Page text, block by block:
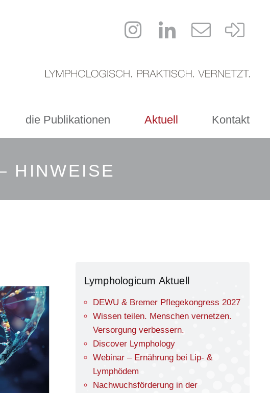
die Publikationen Aktuell Kontakt
HINWEISE
Lymphologicum Aktuell
DEWU & Bremer Pflegekongress 2027
Wissen teilen. Menschen vernetzen.
Versorgung verbessern.
Discover Lymphology
Webinar – Ernährung bei Lip- &
Lymphödem
Nachwuchsförderung in der